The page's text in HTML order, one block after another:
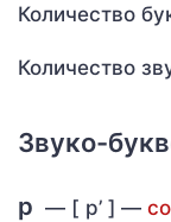
Количество
Количество
Звуко-
р — [ р’ ] —